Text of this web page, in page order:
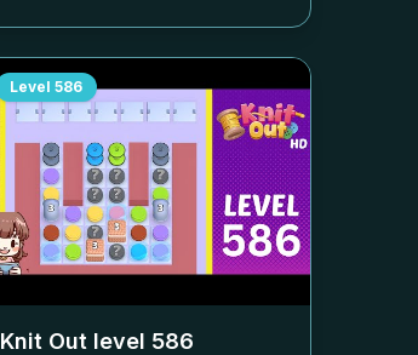
Level 586
Knit Out level 586